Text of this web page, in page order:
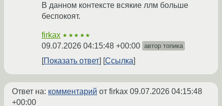
В данном контексте всякие ллм больше
беспокоят.
firkax ★★★★★
09.07.2026 04:15:48 +00:00 автор топика
Показать ответ Ссылка
Ответ на: комментарий от firkax 09.07.2026 04:15:48
+00:00